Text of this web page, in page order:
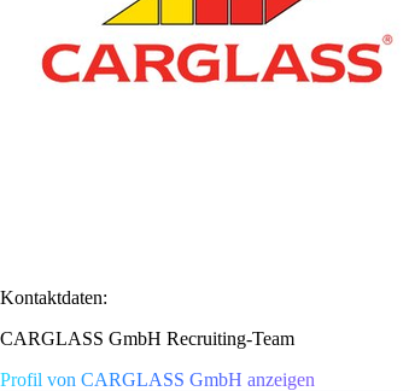
Kontaktdaten:
CARGLASS GmbH Recruiting-Team
Profil von CARGLASS GmbH anzeigen